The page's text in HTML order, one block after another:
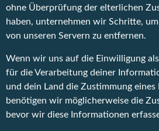
ohne Überprüfung der elterlichen
haben, unternehmen wir Schritte,
von unseren Servern zu entfernen.
Wenn wir uns auf die Einwilligung
für die Verarbeitung deiner
und dein Land die Zustimmung
benötigen wir möglicherweise die
bevor wir diese Informationen